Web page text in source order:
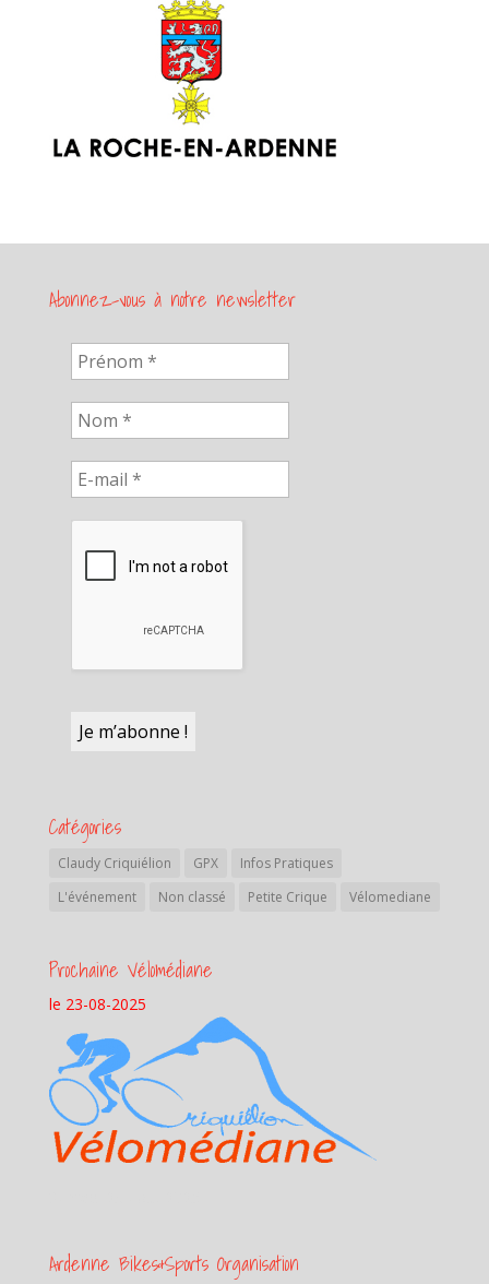
Abonnez-vous à notre newsletter
Catégories
Claudy Criquiélion GPX
Infos Pratiques
L'événement
Non classé Petite Crique Vélomediane
Prochaine Vélomédiane
le 23-08-2025
Ardenne Bikes&Sports Organisation